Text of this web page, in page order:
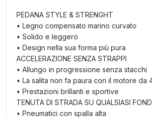
PEDANA STYLE & STRENGHT
• Legno compensato marino curvato
• Solido e leggero
• Design nella sua forma più pura
ACCELERAZIONE SENZA STRAPPI
• Allungo in progressione senza stacchi
• La salita non fa paura con il motore da
• Prestazioni brillanti e sportive
TENUTA DI STRADA SU QUALSIASI
• Pneumatici con spalla alta